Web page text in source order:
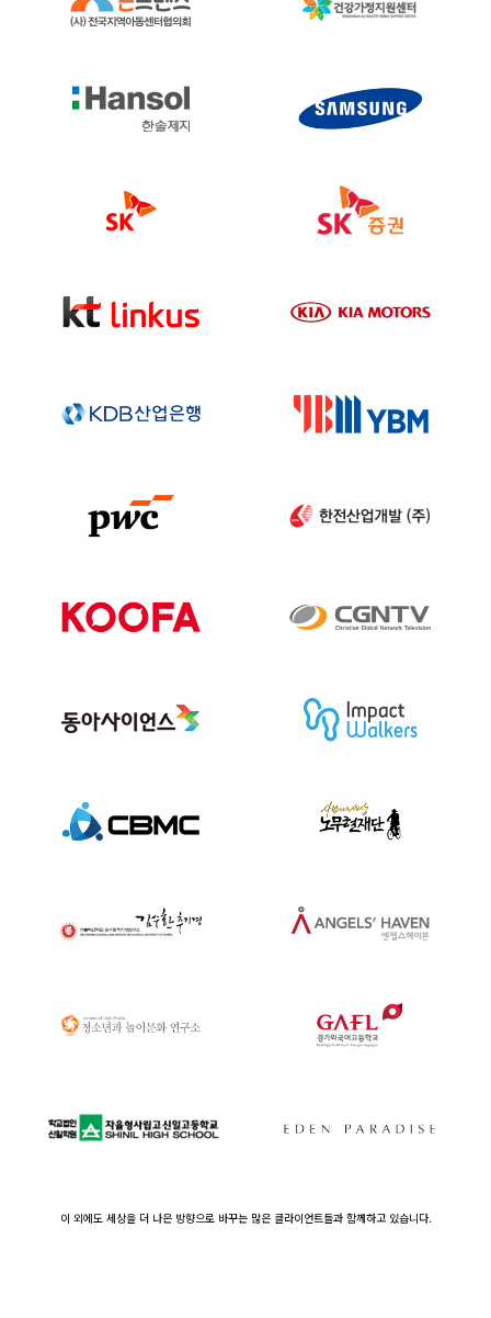
이 외에도 세상을 더 나은 방향으로 바꾸는 많은 클라이언트들과 함께하고 있습니다.